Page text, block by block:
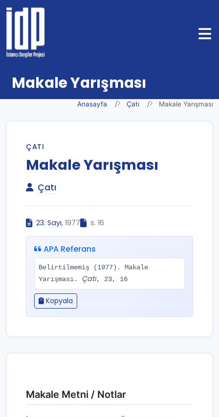
Makale Yarışması
Anasayfa Çatı Makale Yarışması
ÇATI
Makale Yarışması
Çatı
23. Sayı, 1977 s. 16
APA Referans
Belirtilmemiş (1977). Makale
Yarışması. Çatı, 23, 16
Kopyala
Makale Metni / Notlar